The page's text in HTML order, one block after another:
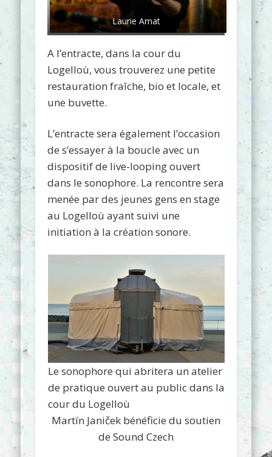
Laurie Amat
A l’entracte, dans la cour du
Logelloù, vous trouverez une petite
restauration fraîche, bio et locale, et
une buvette.
L’entracte sera également l’occasion
de s’essayer à la boucle avec un
dispositif de live-looping ouvert
dans le sonophore. La rencontre sera
menée par des jeunes gens en stage
au Logelloù ayant suivi une
initiation à la création sonore.
Le sonophore qui abritera un atelier
de pratique ouvert au public dans la
cour du Logelloù
Martín Janiček bénéficie du soutien
de Sound Czech